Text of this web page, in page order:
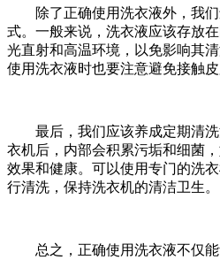
除了正确使用洗衣液外，我们
式。一般来说，洗衣液应该存放
光直射和高温环境，以免影响其
使用洗衣液时也要注意避免接触
最后，我们应该养成定期清洗
衣机后，内部会积累污垢和细菌
效果和健康。可以使用专门的洗
行清洗，保持洗衣机的清洁卫生。
总之，正确使用洗衣液不仅能